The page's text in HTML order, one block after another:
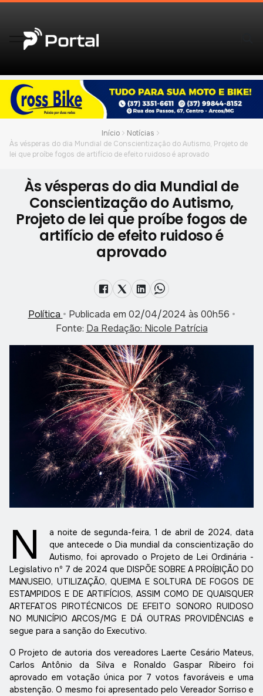
Início
Notícias
Às vésperas do dia Mundial de Conscientização do Autismo, Projeto de
lei que proíbe fogos de artifício de efeito ruidoso é aprovado
Às vésperas do dia Mundial de
Conscientização do Autismo,
Projeto de lei que proíbe fogos de
artifício de efeito ruidoso é
aprovado
Política • Publicada em 02/04/2024 às 00h56 •
Fonte: Da Redação: Nicole Patrícia
N
a noite de segunda-feira, 1 de abril de 2024, data
que antecede o Dia mundial da conscientização do
Autismo, foi aprovado o Projeto de Lei Ordinária -
Legislativo nº 7 de 2024 que DISPÕE SOBRE A PROÍBIÇÃO DO
MANUSEIO, UTILIZAÇÃO, QUEIMA E SOLTURA DE FOGOS DE
ESTAMPIDOS E DE ARTIFÍCIOS, ASSIM COMO DE QUAISQUER
ARTEFATOS PIROTÉCNICOS DE EFEITO SONORO RUIDOSO
NO MUNICÍPIO ARCOS/MG E DÁ OUTRAS PROVIDÊNCIAS e
segue para a sanção do Executivo.
O Projeto de autoria dos vereadores Laerte Cesário Mateus,
Carlos Antônio da Silva e Ronaldo Gaspar Ribeiro foi
aprovado em votação única por 7 votos favoráveis e uma
abstenção. O mesmo foi apresentado pelo Vereador Sorriso e